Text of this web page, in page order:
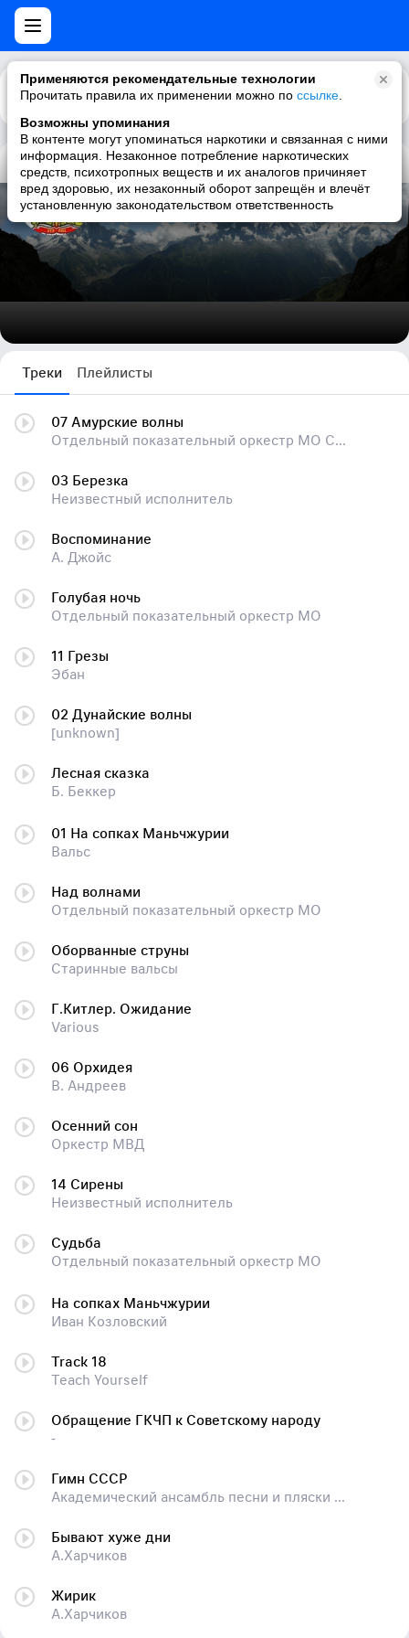
Применяются рекомендательные технологии
Прочитать правила их применении можно по ссылке
Возможны упоминания
В контенте могут упоминаться наркотики и связанная с ними
информация. Незаконное потребление наркотических
средств, психотропных веществ и их аналогов причиняет
вред здоровью, их незаконный оборот запрещён и влечёт
установленную законодательством ответственность
Каталог Рекомендации
друг народа
21 трек
Треки Плейлисты
07 Амурские волны
Отдельный показательный оркестр МО СССР
03 Березка
Неизвестный исполнитель
Воспоминание
А. Джойс
Голубая ночь
Отдельный показательный оркестр МО
11 Грезы
Эбан
02 Дунайские волны
[unknown]
Лесная сказка
Б. Беккер
01 На сопках Маньчжурии
Вальс
Над волнами
Отдельный показательный оркестр МО
Оборванные струны
Старинные вальсы
Г.Китлер. Ожидание
Various
06 Орхидея
В. Андреев
Осенний сон
Оркестр МВД
14 Сирены
Неизвестный исполнитель
Судьба
Отдельный показательный оркестр МО
На сопках Маньчжурии
Иван Козловский
Track 18
Teach Yourself
Обращение ГКЧП к Советскому народу
-
Гимн СССР
Академический ансамбль песни и пляски Российской армии
Бывают хуже дни
А.Харчиков
Жирик
А.Харчиков